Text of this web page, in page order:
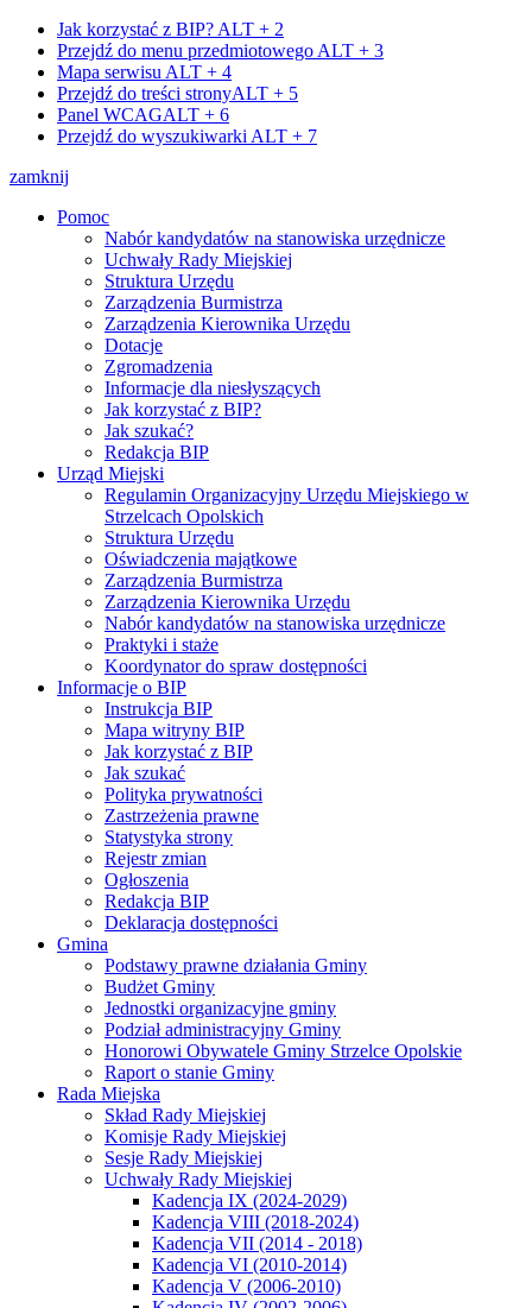
Jak korzystać z BIP? ALT + 2
Przejdź do menu przedmiotowego ALT + 3
Mapa serwisu ALT + 4
Przejdź do treści stronyALT + 5
Panel WCAGALT + 6
Przejdź do wyszukiwarki ALT + 7
zamknij
Pomoc
Nabór kandydatów na stanowiska urzędnicze
Uchwały Rady Miejskiej
Struktura Urzędu
Zarządzenia Burmistrza
Zarządzenia Kierownika Urzędu
Dotacje
Zgromadzenia
Informacje dla niesłyszących
Jak korzystać z BIP?
Jak szukać?
Redakcja BIP
Urząd Miejski
Regulamin Organizacyjny Urzędu Miejskiego w
Strzelcach Opolskich
Struktura Urzędu
Oświadczenia majątkowe
Zarządzenia Burmistrza
Zarządzenia Kierownika Urzędu
Nabór kandydatów na stanowiska urzędnicze
Praktyki i staże
Koordynator do spraw dostępności
Informacje o BIP
Instrukcja BIP
Mapa witryny BIP
Jak korzystać z BIP
Jak szukać
Polityka prywatności
Zastrzeżenia prawne
Statystyka strony
Rejestr zmian
Ogłoszenia
Redakcja BIP
Deklaracja dostępności
Gmina
Podstawy prawne działania Gminy
Budżet Gminy
Jednostki organizacyjne gminy
Podział administracyjny Gminy
Honorowi Obywatele Gminy Strzelce Opolskie
Raport o stanie Gminy
Rada Miejska
Skład Rady Miejskiej
Komisje Rady Miejskiej
Sesje Rady Miejskiej
Uchwały Rady Miejskiej
Kadencja IX (2024-2029)
Kadencja VIII (2018-2024)
Kadencja VII (2014 - 2018)
Kadencja VI (2010-2014)
Kadencja V (2006-2010)